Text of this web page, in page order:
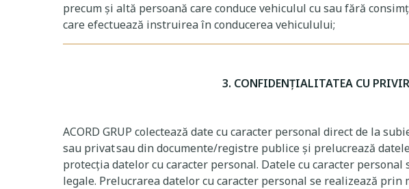
precum și altă persoană care conduce vehiculul cu sau fără
care efectuează instruirea în conducerea vehiculului;
3. CONFIDENȚIALITATEA CU
ACORD GRUP colectează date cu caracter personal direct de la
sau privat sau din documente/registre publice și prelucrează
protecția datelor cu caracter personal. Datele cu caracter
legale. Prelucrarea datelor cu caracter personal se realizează